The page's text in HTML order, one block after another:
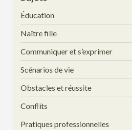
Éducation
Naître fille
Communiquer et s’exprimer
Scénarios de vie
Obstacles et réussite
Conflits
Pratiques professionnelles